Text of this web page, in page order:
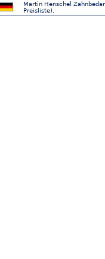
Martin Henschel
Preisliste).